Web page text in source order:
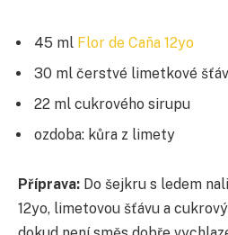
45 ml Flor de Caña 12yo
30 ml čerstvé limetkové
22 ml cukrového sirupu
ozdoba: kůra z limety
Příprava: Do šejkru s ledem
12yo, limetovou šťávu a